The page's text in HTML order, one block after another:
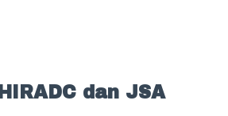
dan JSA